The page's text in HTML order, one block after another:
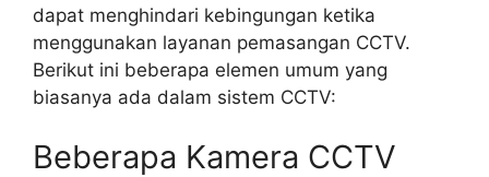
dapat menghindari kebingungan ketika
menggunakan layanan pemasangan CCTV.
Berikut ini beberapa elemen umum yang
biasanya ada dalam sistem CCTV:
Beberapa Kamera CCTV